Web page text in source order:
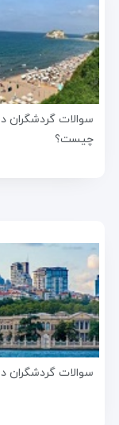
سوالات گردشگران
چیست؟
سوالات گردشگران